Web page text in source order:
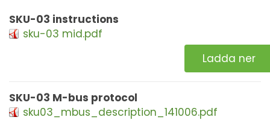
SKU-03 instructions
sku-03 mid.pdf
Ladda ner
SKU-03 M-bus protocol
sku03_mbus_description_141006.pdf